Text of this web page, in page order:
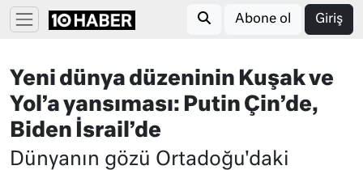
Abone ol Giriş
Yeni dünya düzeninin Kuşak ve
Yol’a yansıması: Putin Çin’de,
Biden İsrail’de
Dünyanın gözü Ortadoğu'daki